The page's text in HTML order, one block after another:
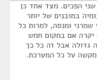
הפכים. מצד אחד כן
במובנים של יותר
שמרני ומנסה, למרות כל
אם במקום חמש
גדולה אבל זה כל כך
על כל המערכת.